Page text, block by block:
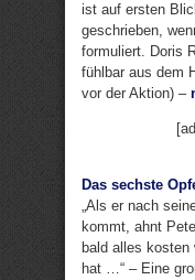
ist auf ersten
geschrieben,
formuliert. Doris
fühlbar aus dem
vor der Aktion) –
Das sechste
„Als er nach
kommt, ahnt
bald alles
hat …“ – Eine